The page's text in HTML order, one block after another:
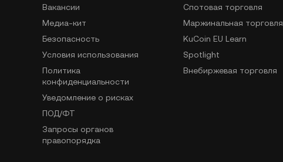
Вакансии
Медиа-кит
Безопасность
Условия использования
Политика
конфиденциальности
Уведомление о рисках
ПОД/ФТ
Запросы органов
правопорядка
Спотовая торговля
Маржинальная торговля
KuCoin EU Learn
Spotlight
Внебиржевая торговля